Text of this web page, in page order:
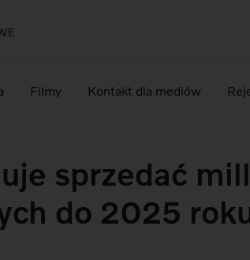
Filmy Kontakt dla mediów
sprzedać
do 2025